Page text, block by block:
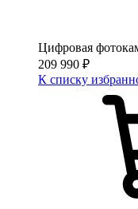
Цифровая
209 990 ₽
К списку